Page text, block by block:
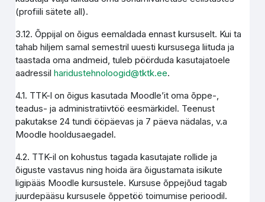
(profiili sätete all).
3.12. Õppijal on õigus eemaldada ennast kursuselt. Kui ta
tahab hiljem samal semestril uuesti kursusega liituda ja
taastada oma andmeid, tuleb pöörduda kasutajatoele
aadressilharidustehnoloogid@tktk.ee.
4.1. TTK-l on õigus kasutada Moodle’it oma õppe-,
teadus- ja administratiivtöö eesmärkidel. Teenust
pakutakse 24 tundi ööpäevas ja 7 päeva nädalas, v.a
Moodle hooldusaegadel.
4.2. TTK-il on kohustus tagada kasutajate rollide ja
õiguste vastavus ning hoida ära õigustamata isikute
ligipääs Moodle kursustele. Kursuse õppejõud tagab
juurdepääsu kursusele õppetöö toimumise perioodil.